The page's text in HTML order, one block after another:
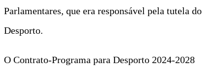
Parlamentares, que era responsável pela tutela do
Desporto.
O Contrato-Programa para Desporto 2024-2028